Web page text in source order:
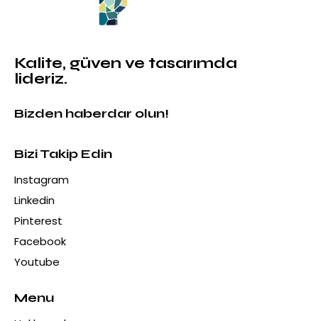
Kalite, güven ve tasarımda
lideriz.
Bizden haberdar olun!
Bizi Takip Edin
Instagram
Linkedin
Pinterest
Facebook
Youtube
Menu